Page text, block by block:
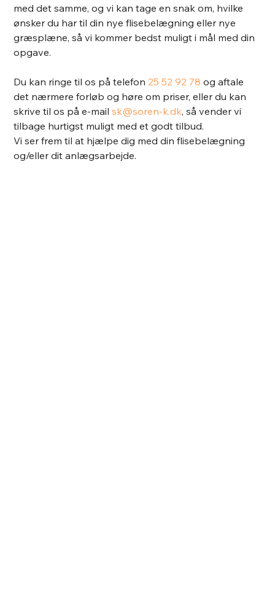
med det samme, og vi kan tage en snak om, hvilke
ønsker du har til din nye flisebelægning eller nye
græsplæne, så vi kommer bedst muligt i mål med din
opgave.
Du kan ringe til os på telefon 25 52 92 78 og aftale
det nærmere forløb og høre om priser, eller du kan
skrive til os på e-mailsk@soren-k.dk, så vender vi
tilbage hurtigst muligt med et godt tilbud.
Vi ser frem til at hjælpe dig med din flisebelægning
og/eller dit anlægsarbejde.